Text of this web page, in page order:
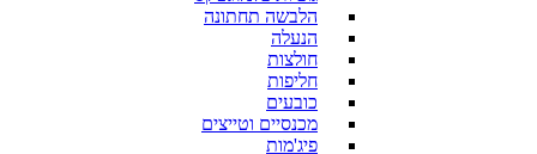
הלבשה תחתונה
הנעלה
חולצות
חליפות
כובעים
מכנסיים וטייצים
פיג'מות